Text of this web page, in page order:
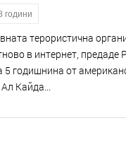
години
терористична
в интернет, предаде
5 годишнина от
Кайда...